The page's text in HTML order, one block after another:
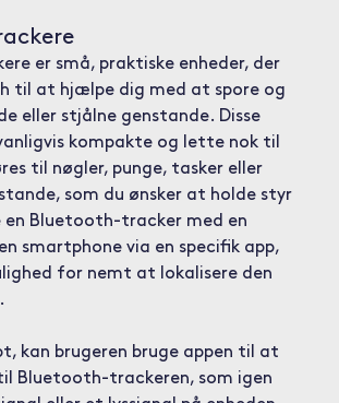
er små, praktiske enheder, der
til at hjælpe dig med at spore og
eller stjålne genstande. Disse
kompakte og lette nok til
til nøgler, punge, tasker eller
som du ønsker at holde styr
en Bluetooth-tracker med en
smartphone via en specifik app,
for nemt at lokalisere den
kan brugeren bruge appen til at
Bluetooth-trackeren, som igen